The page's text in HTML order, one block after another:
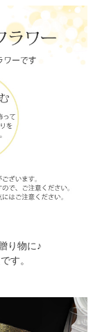
り物に♪
す。